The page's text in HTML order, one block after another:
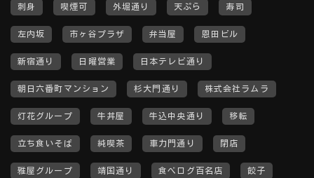
刺身 喫煙可 外堀通り 天ぷら 寿司
左内坂 市ヶ谷プラザ 弁当屋 恩田ビル
新宿通り 日曜営業 日本テレビ通り
朝日六番町マンション 杉大門通り 株式会社ラムラ
灯花グループ 牛丼屋 牛込中央通り 移転
立ち食いそば 純喫茶 車力門通り 閉店
雅屋グループ 靖国通り 食べログ百名店 餃子